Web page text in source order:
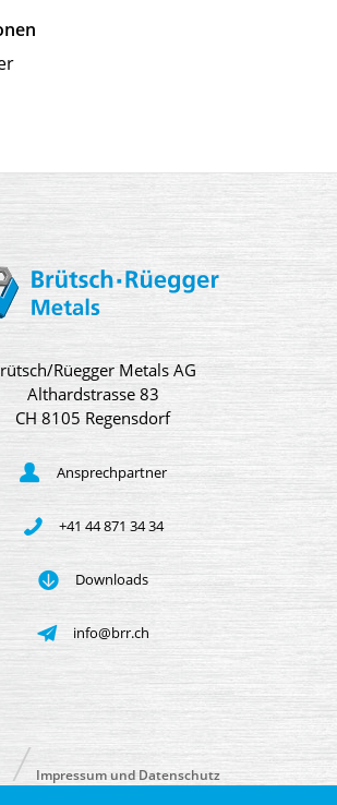
Rüegger Metals AG
Althardstrasse 83
CH 8105 Regensdorf
Ansprechpartner
+41 44 871 34 34
Downloads
info@brr.ch
Impressum und Datenschutz